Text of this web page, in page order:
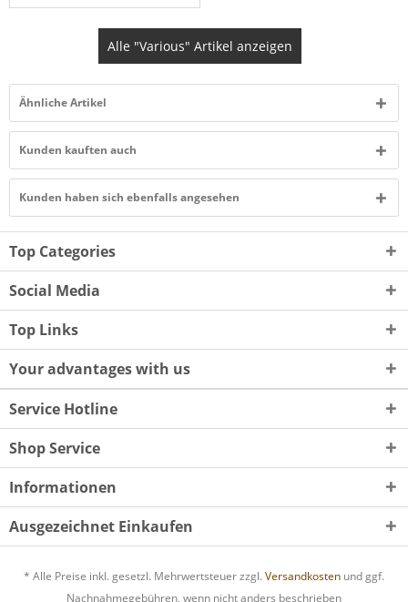
Alle "Various" Artikel anzeigen
Ähnliche Artikel
Kunden kauften auch
Kunden haben sich ebenfalls angesehen
Top Categories
Social Media
Top Links
Your advantages with us
Service Hotline
Shop Service
Informationen
Ausgezeichnet Einkaufen
* Alle Preise inkl. gesetzl. Mehrwertsteuer zzgl. Versandkosten und ggf.
Nachnahmegebühren, wenn nicht anders beschrieben